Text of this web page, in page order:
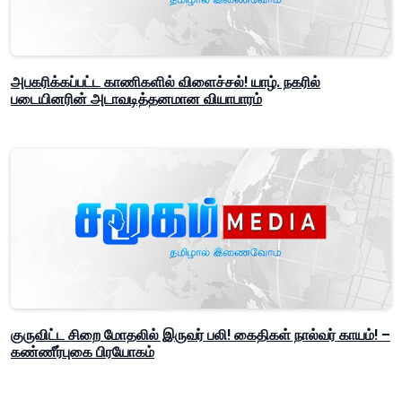
அபகரிக்கப்பட்ட காணிகளில் விளைச்சல்! யாழ். நகரில்
படையினரின் அடாவடித்தனமான வியாபாரம்
குருவிட்ட சிறை மோதலில் இருவர் பலி! கைதிகள் நால்வர் காயம்! –
கண்ணீர்புகை பிரயோகம்